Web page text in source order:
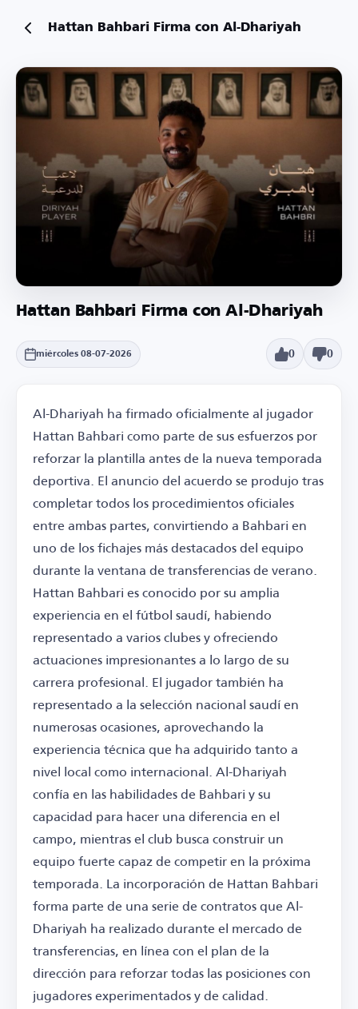
Hattan Bahbari Firma con Al-Dhariyah
Hattan Bahbari Firma con Al-Dhariyah
miércoles 08-07-2026 0 0
Al-Dhariyah ha firmado oficialmente al jugador
Hattan Bahbari como parte de sus esfuerzos por
reforzar la plantilla antes de la nueva temporada
deportiva. El anuncio del acuerdo se produjo tras
completar todos los procedimientos oficiales
entre ambas partes, convirtiendo a Bahbari en
uno de los fichajes más destacados del equipo
durante la ventana de transferencias de verano.
Hattan Bahbari es conocido por su amplia
experiencia en el fútbol saudí, habiendo
representado a varios clubes y ofreciendo
actuaciones impresionantes a lo largo de su
carrera profesional. El jugador también ha
representado a la selección nacional saudí en
numerosas ocasiones, aprovechando la
experiencia técnica que ha adquirido tanto a
nivel local como internacional. Al-Dhariyah
confía en las habilidades de Bahbari y su
capacidad para hacer una diferencia en el
campo, mientras el club busca construir un
equipo fuerte capaz de competir en la próxima
temporada. La incorporación de Hattan Bahbari
forma parte de una serie de contratos que Al-
Dhariyah ha realizado durante el mercado de
transferencias, en línea con el plan de la
dirección para reforzar todas las posiciones con
jugadores experimentados y de calidad.